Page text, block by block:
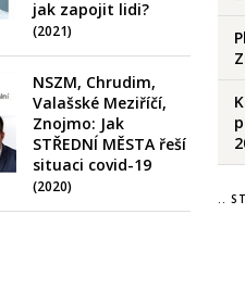
jak zapojit lidi?
(2021)
NSZM, Chrudim,
Valašské Meziříčí,
Znojmo: Jak
STŘEDNÍ MĚSTA řeší
situaci covid-19
(2020)
..